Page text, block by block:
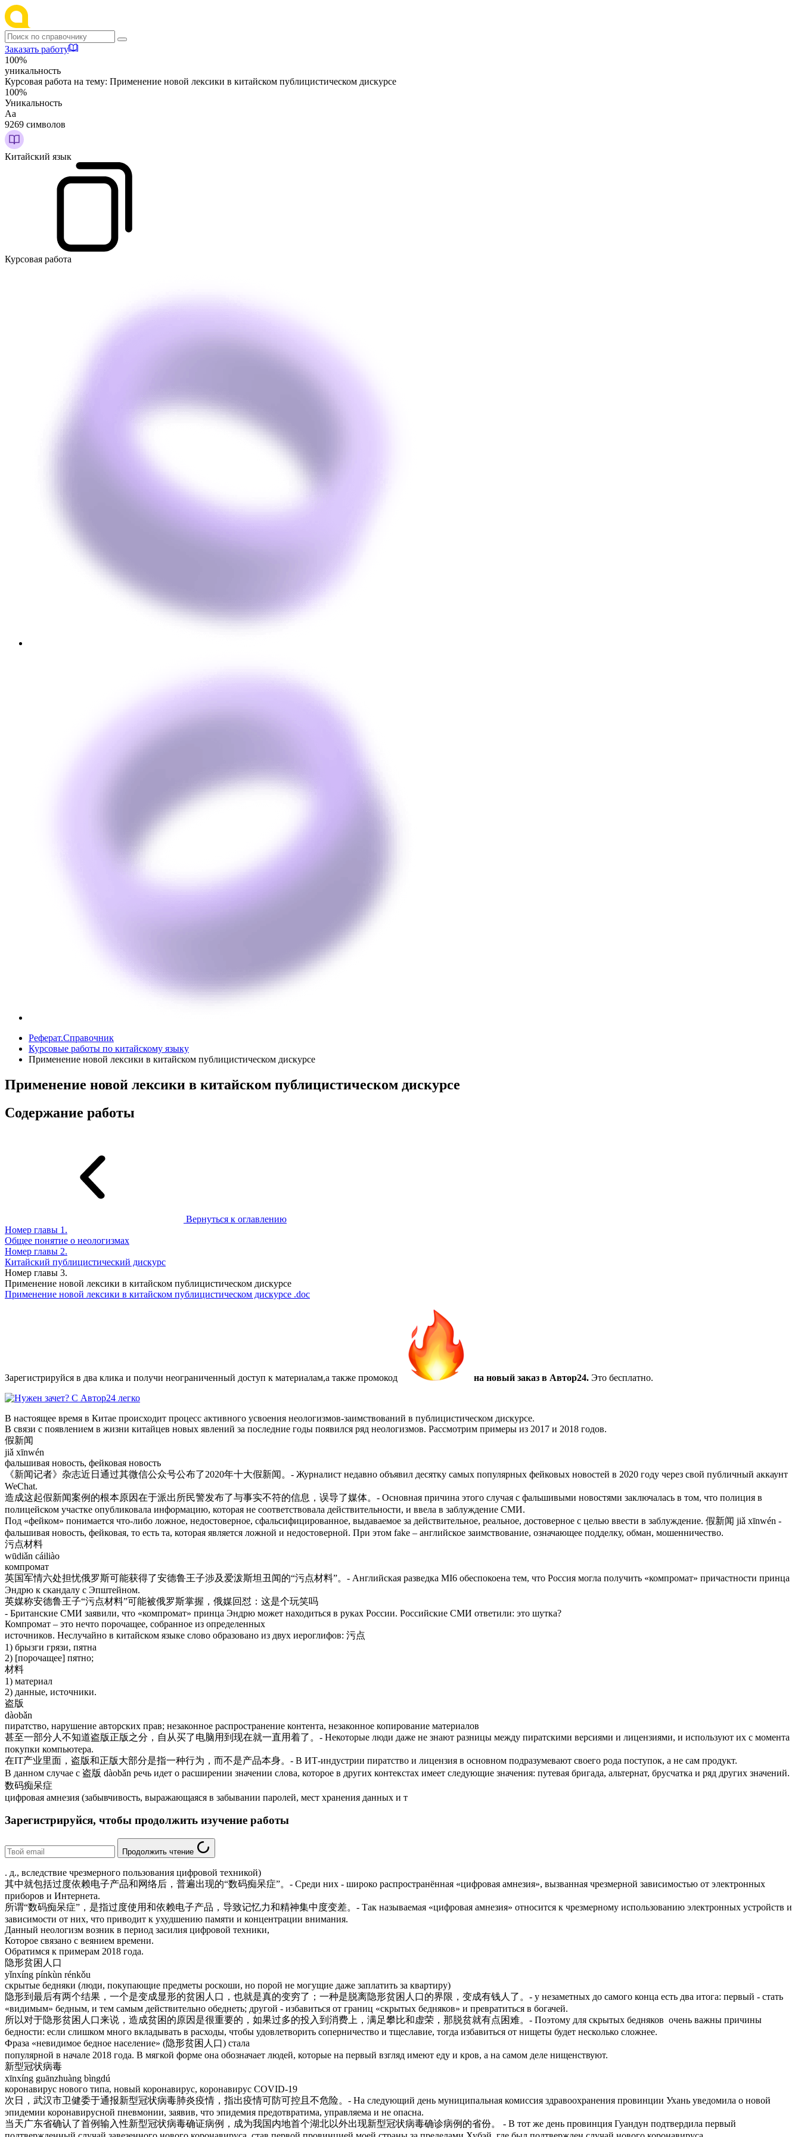
Заказать работу
100%
уникальность
Курсовая работа на тему: Применение новой лексики в китайском публицистическом дискурсе
100%
Уникальность
Аа
9269 символов
Китайский язык
Курсовая работа
Реферат.Справочник
Курсовые работы по китайскому языку
Применение новой лексики в китайском публицистическом дискурсе
Применение новой лексики в китайском публицистическом дискурсе
Содержание работы
Вернуться к оглавлению
Номер главы 1.
Общее понятие о неологизмах
Номер главы 2.
Китайский публицистический дискурс
Номер главы 3.
Применение новой лексики в китайском публицистическом дискурсе
Применение новой лексики в китайском публицистическом дискурсе .doc
Зарегистрируйся в два клика и получи неограниченный доступ к материалам,а также промокод на новый заказ в Автор24. Это бесплатно.
В настоящее время в Китае происходит процесс активного усвоения неологизмов-заимствований в публицистическом дискурсе.
В связи с появлением в жизни китайцев новых явлений за последние годы появился ряд неологизмов. Рассмотрим примеры из 2017 и 2018 годов.
假新闻
jiǎ xīnwén
фальшивая новость, фейковая новость
《新闻记者》杂志近日通过其微信公众号公布了2020年十大假新闻。- Журналист недавно объявил десятку самых популярных фейковых новостей в 2020 году через свой публичный аккаунт
WeChat.
造成这起假新闻案例的根本原因在于派出所民警发布了与事实不符的信息，误导了媒体。- Основная причина этого случая с фальшивыми новостями заключалась в том, что полиция в
полицейском участке опубликовала информацию, которая не соответствовала действительности, и ввела в заблуждение СМИ.
Под «фейком» понимается что-либо ложное, недостоверное, сфальсифицированное, выдаваемое за действительное, реальное, достоверное с целью ввести в заблуждение. 假新闻 jiǎ xīnwén -
фальшивая новость, фейковая, то есть та, которая является ложной и недостоверной. При этом fake – английское заимствование, означающее подделку, обман, мошенничество.
污点材料
wūdiǎn cáiliào
компромат
英国军情六处担忧俄罗斯可能获得了安德鲁王子涉及爱泼斯坦丑闻的“污点材料”。- Английская разведка MI6 обеспокоена тем, что Россия могла получить «компромат» причастности принца
Эндрю к скандалу с Эпштейном.
英媒称安德鲁王子“污点材料”可能被俄罗斯掌握，俄媒回怼：这是个玩笑吗
- Британские СМИ заявили, что «компромат» принца Эндрю может находиться в руках России. Российские СМИ ответили: это шутка?
Компромат – это нечто порочащее, собранное из определенных
источников. Неслучайно в китайском языке слово образовано из двух иероглифов: 污点
1) брызги грязи, пятна
2) [порочащее] пятно;
材料
1) материал
2) данные, источники.
盗版
dàobǎn
пиратство, нарушение авторских прав; незаконное распространение контента, незаконное копирование материалов
甚至一部分人不知道盗版正版之分，自从买了电脑用到现在就一直用着了。- Некоторые люди даже не знают разницы между пиратскими версиями и лицензиями, и используют их с момента
покупки компьютера.
在IT产业里面，盗版和正版大部分是指一种行为，而不是产品本身。- В ИТ-индустрии пиратство и лицензия в основном подразумевают своего рода поступок, а не сам продукт.
В данном случае с 盗版 dàobǎn речь идет о расширении значении слова, которое в других контекстах имеет следующие значения: путевая бригада, альтернат, брусчатка и ряд других значений.
数码痴呆症
цифровая амнезия (забывчивость, выражающаяся в забывании паролей, мест хранения данных и т
Зарегистрируйся, чтобы продолжить изучение работы
Продолжить чтение
. д., вследствие чрезмерного пользования цифровой техникой)
其中就包括过度依赖电子产品和网络后，普遍出现的“数码痴呆症”。- Среди них - широко распространённая «цифровая амнезия», вызванная чрезмерной зависимостью от электронных
приборов и Интернета.
所谓“数码痴呆症”，是指过度使用和依赖电子产品，导致记忆力和精神集中度变差。- Так называемая «цифровая амнезия» относится к чрезмерному использованию электронных устройств и
зависимости от них, что приводит к ухудшению памяти и концентрации внимания.
Данный неологизм возник в период засилия цифровой техники,
Которое связано с веянием времени.
Обратимся к примерам 2018 года.
隐形贫困人口
yǐnxíng pínkùn rénkǒu
скрытые бедняки (люди, покупающие предметы роскоши, но порой не могущие даже заплатить за квартиру)
隐形到最后有两个结果，一个是变成显形的贫困人口，也就是真的变穷了；一种是脱离隐形贫困人口的界限，变成有钱人了。- у незаметных до самого конца есть два итога: первый - стать
«видимым» бедным, и тем самым действительно обеднеть; другой - избавиться от границ «скрытых бедняков» и превратиться в богачей.
所以对于隐形贫困人口来说，造成贫困的原因是很重要的，如果过多的投入到消费上，满足攀比和虚荣，那脱贫就有点困难。- Поэтому для скрытых бедняков очень важны причины
бедности: если слишком много вкладывать в расходы, чтобы удовлетворить соперничество и тщеславие, тогда избавиться от нищеты будет несколько сложнее.
Фраза «невидимое бедное население» (隐形贫困人口) стала
популярной в начале 2018 года. В мягкой форме она обозначает людей, которые на первый взгляд имеют еду и кров, а на самом деле нищенствуют.
新型冠状病毒
xīnxíng guānzhuàng bìngdú
коронавирус нового типа, новый коронавирус, коронавирус COVID-19
次日，武汉市卫健委于通报新型冠状病毒肺炎疫情，指出疫情可防可控且不危险。- На следующий день муниципальная комиссия здравоохранения провинции Ухань уведомила о новой
эпидемии коронавирусной пневмонии, заявив, что эпидемия предотвратима, управляема и не опасна.
当天广东省确认了首例输入性新型冠状病毒确证病例，成为我国内地首个湖北以外出现新型冠状病毒确诊病例的省份。 - В тот же день провинция Гуандун подтвердила первый